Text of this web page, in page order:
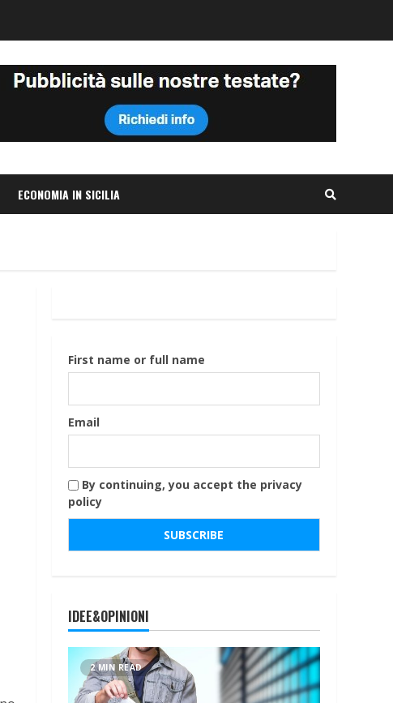
ECONOMIA IN SICILIA
First name or full name
Email
By continuing, you accept the privacy
policy
IDEE&OPINIONI
2 MIN READ